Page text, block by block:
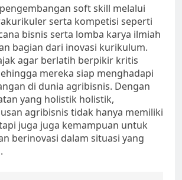
soft skill melalui
serta kompetisi seperti
bisnis serta lomba karya ilmiah
bagian dari inovasi kurikulum.
agar berlatih berpikir kritis
mereka siap menghadapi
di dunia agribisnis. Dengan
yang holistik holistik,
agribisnis tidak hanya memiliki
juga juga kemampuan untuk
berinovasi dalam situasi yang